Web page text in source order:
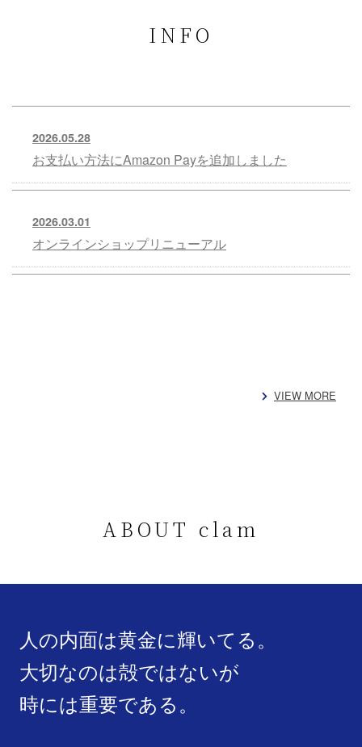
INFO
2026.05.28
お支払い方法にAmazon Payを追加しました
2026.03.01
オンラインショップリニューアル
VIEW MORE
ABOUT clam
人の内面は黄金に輝いてる。
大切なのは殻ではないが
時には重要である。